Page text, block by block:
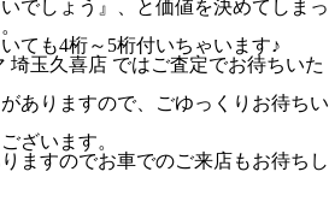
でしょう』、と価値を決めてしまっ
ても4桁～5桁付いちゃいます♪
埼玉久喜店 ではご査定でお待ちいた
ありますので、ごゆっくりお待ちい
ざいます。
ますのでお車でのご来店もお待ちし